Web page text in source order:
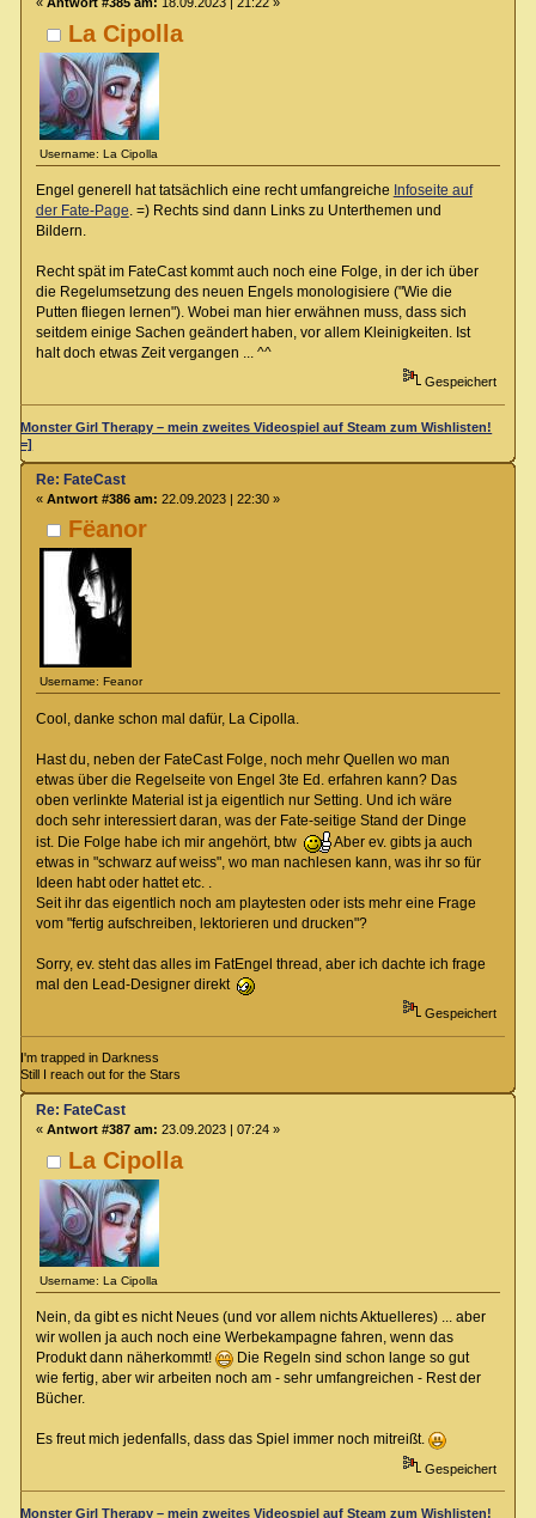
La Cipolla
Username: La Cipolla
Engel generell hat tatsächlich eine recht umfangreiche Infoseite auf
der Fate-Page. =) Rechts sind dann Links zu Unterthemen und
Bildern.
Recht spät im FateCast kommt auch noch eine Folge, in der ich über
die Regelumsetzung des neuen Engels monologisiere ("Wie die
Putten fliegen lernen"). Wobei man hier erwähnen muss, dass sich
seitdem einige Sachen geändert haben, vor allem Kleinigkeiten. Ist
halt doch etwas Zeit vergangen ... ^^
Gespeichert
Monster Girl Therapy – mein zweites Videospiel auf Steam zum Wishlisten!
=]
Fëanor
Username: Feanor
Re: FateCast
« Antwort #386 am: 22.09.2023 | 22:30 »
Cool, danke schon mal dafür, La Cipolla.
Hast du, neben der FateCast Folge, noch mehr Quellen wo man
etwas über die Regelseite von Engel 3te Ed. erfahren kann? Das
oben verlinkte Material ist ja eigentlich nur Setting. Und ich wäre
doch sehr interessiert daran, was der Fate-seitige Stand der Dinge
ist. Die Folge habe ich mir angehört, btw
Aber ev. gibts ja auch
etwas in "schwarz auf weiss", wo man nachlesen kann, was ihr so für
Ideen habt oder hattet etc. .
Seit ihr das eigentlich noch am playtesten oder ists mehr eine Frage
vom "fertig aufschreiben, lektorieren und drucken"?
Sorry, ev. steht das alles im FatEngel thread, aber ich dachte ich frage
mal den Lead-Designer direkt
Gespeichert
I'm trapped in Darkness
Still I reach out for the Stars
La Cipolla
Username: La Cipolla
Re: FateCast
« Antwort #387 am: 23.09.2023 | 07:24 »
Nein, da gibt es nicht Neues (und vor allem nichts Aktuelleres) ... aber
wir wollen ja auch noch eine Werbekampagne fahren, wenn das
Produkt dann näherkommt!
Die Regeln sind schon lange so gut
wie fertig, aber wir arbeiten noch am - sehr umfangreichen - Rest der
Bücher.
Es freut mich jedenfalls, dass das Spiel immer noch mitreißt.
Gespeichert
Monster Girl Therapy – mein zweites Videospiel auf Steam zum Wishlisten!